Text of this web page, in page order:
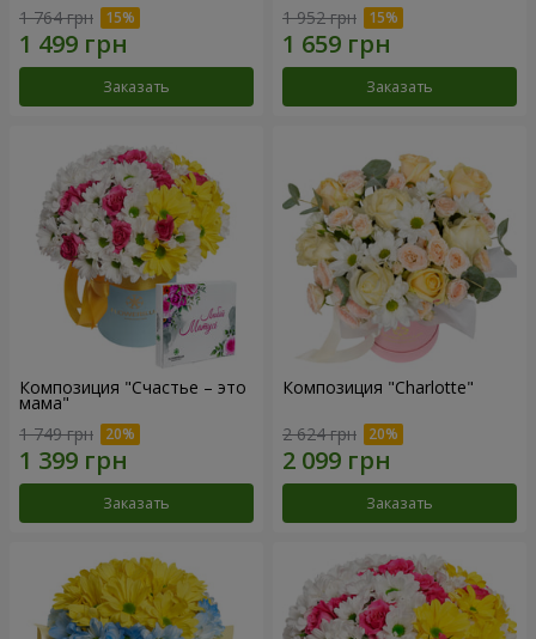
1 764 грн
Заказать
1 952 грн
Заказать
Композиция "Счастье – это
мама"
1 749 грн
Заказать
Композиция "Charlotte"
2 624 грн
Заказать